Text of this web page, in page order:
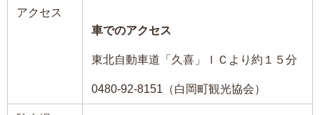
アクセス
車でのアクセス
東北自動車道「久喜」ＩＣより約１５分
0480-92-8151（白岡町観光協会）